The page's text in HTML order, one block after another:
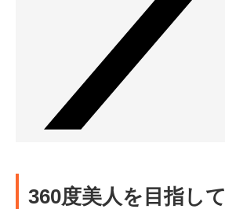
360度美人を目指して